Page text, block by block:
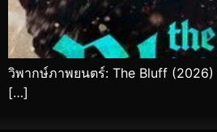
วิพากษ์ภาพยนตร์: The Bluff (2026)
[…]